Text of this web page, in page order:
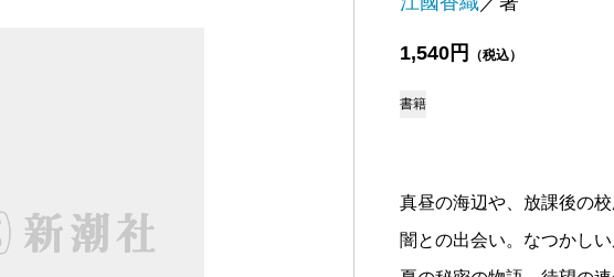
1,540円 （税込）
書籍
真昼の海辺や、放課後の
闇との出会い。なつかし